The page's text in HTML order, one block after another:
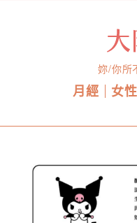
妳/你所
月經 女性